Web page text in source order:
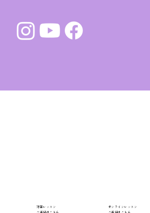
対面レッスン
​オンライン​レッスン